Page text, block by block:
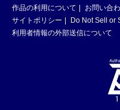
作品の利用について
お問い合
サイトポリシー
Do Not Sell or
利用者情報の外部送信について